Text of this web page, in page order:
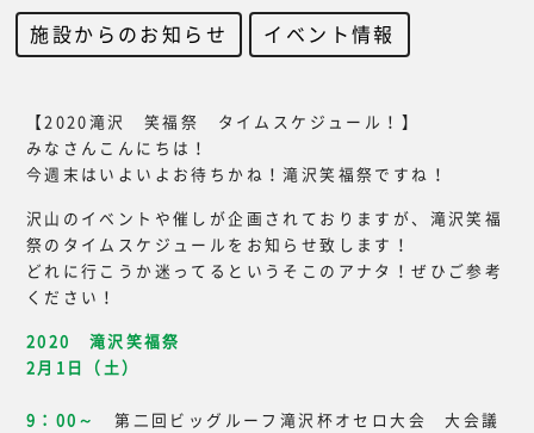
施設からのお知らせ イベント情報
【2020滝沢 笑福祭 タイムスケジュール！】
みなさんこんにちは！
今週末はいよいよお待ちかね！滝沢笑福祭ですね！
沢山のイベントや催しが企画されておりますが、滝沢笑福
祭のタイムスケジュールをお知らせ致します！
どれに行こうか迷ってるというそこのアナタ！ぜひご参考
ください！
2020 滝沢笑福祭
2月1日（土）
9：00～
第二回ビッグルーフ滝沢杯オセロ大会 大会議